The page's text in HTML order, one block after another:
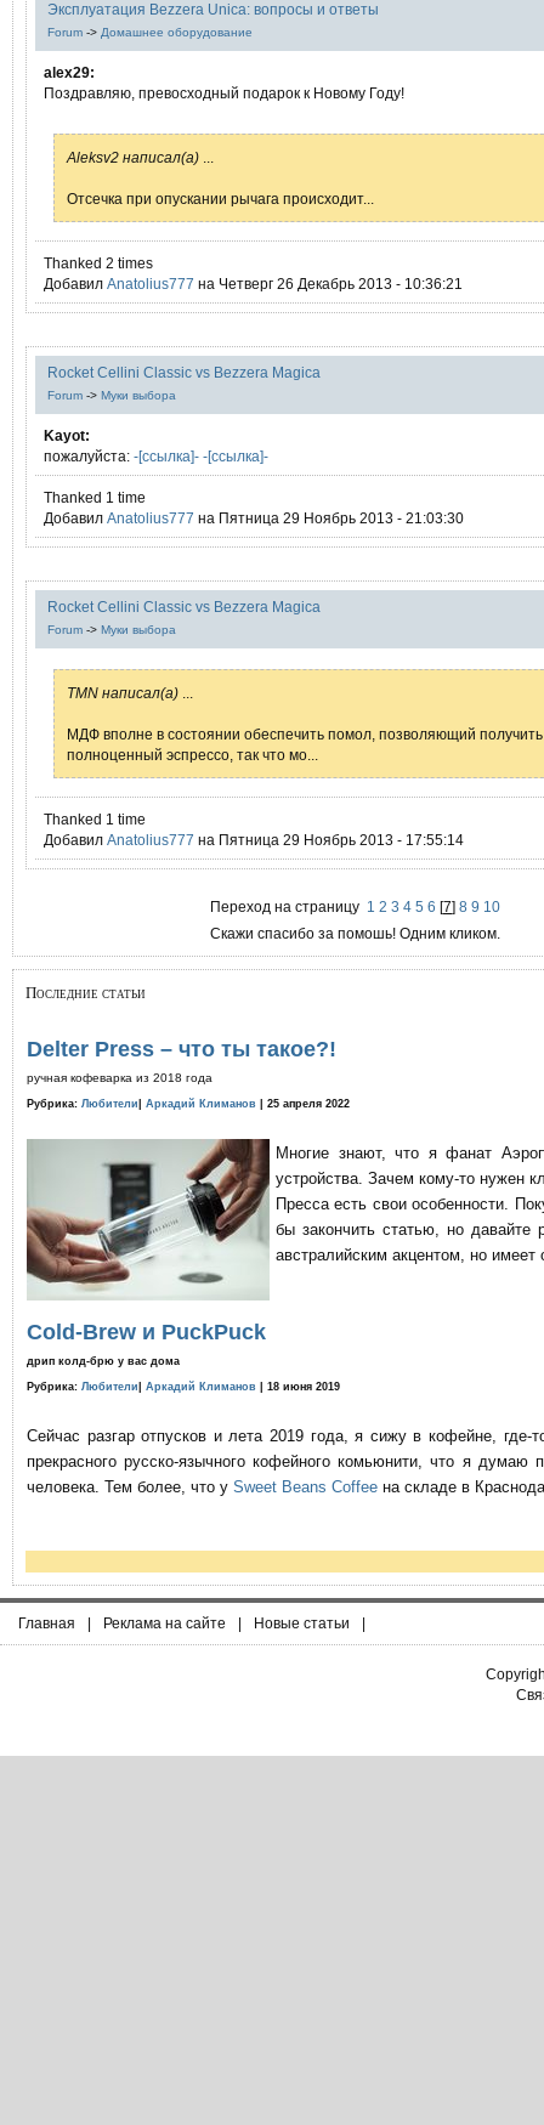
Эксплуатация Bezzera Unica: вопросы и ответы
Forum -> Домашнее оборудование
alex29:
Поздравляю, превосходный подарок к Новому Году!
Aleksv2 написал(а)
Отсечка при опускании рычага происходит...
Thanked 2 times
Добавил Anatolius777 на Четверг 26 Декабрь 2013 - 10:36:21
Rocket Cellini Classic vs Bezzera Magica
Forum -> Муки выбора
Kayot:
пожалуйста: -[ссылка]- -[ссылка]-
Thanked 1 time
Добавил Anatolius777 на Пятница 29 Ноябрь 2013 - 21:03:30
Rocket Cellini Classic vs Bezzera Magica
Forum -> Муки выбора
TMN написал(а)
МДФ вполне в состоянии обеспечить помол, позволяющий получить
полноценный эспрессо, так что мо...
Thanked 1 time
Добавил Anatolius777 на Пятница 29 Ноябрь 2013 - 17:55:14
Переход на страницу 1 2 3 4 5 6 [7] 8 9 10
Скажи спасибо за помошь! Одним кликом.
Последние статьи
Delter Press – что ты такое?!
ручная кофеварка из 2018 года
Рубрика: Любители Аркадий Климанов | 25 апреля 2022
Многие знают, что я фанат
устройства. Зачем кому-то нужен
Пресса есть свои особенности.
бы закончить статью, но давайте
австралийским акцентом, но имеет
Cold-Brew и PuckPuck
дрип колд-брю у вас дома
Рубрика: Любители Аркадий Климанов | 18 июня 2019
Сейчас разгар отпусков и лета 2019 года, я сижу в кофейне,
прекрасного русско-язычного кофейного комьюнити, что я
человека. Тем более, что у Sweet Beans Coffee на складе в
Главная | Реклама на сайте | Новые статьи |